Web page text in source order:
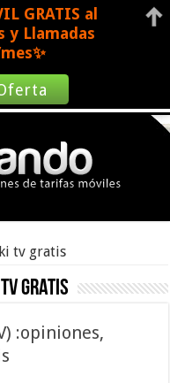
tv gratis
gratis
:opiniones,
GRATIS al
Llamadas